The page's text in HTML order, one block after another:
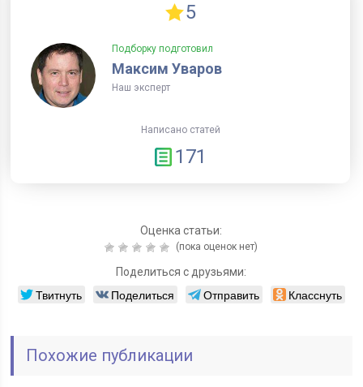
5
Подборку подготовил
Максим Уваров
Наш эксперт
Написано статей
171
Оценка статьи:
(пока оценок нет)
Поделиться с друзьями:
Твитнуть Поделиться Отправить Класснуть
Похожие публикации